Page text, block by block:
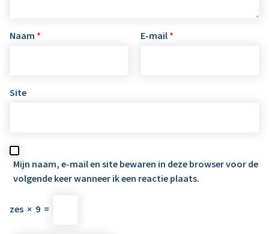
Naam * E-mail *
Site
Mijn naam, e-mail en site bewaren in deze browser voor de
volgende keer wanneer ik een reactie plaats.
zes × 9 =